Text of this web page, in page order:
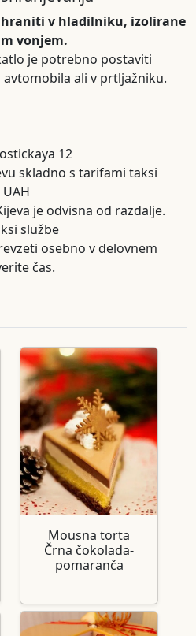
hraniti v hladilniku, izolirane
vonjem.
je potrebno postaviti
ali v prtljažniku.
12
skladno s tarifami taksi
je odvisna od razdalje.
službe
osebno v delovnem
čas.
Mousna torta
Črna čokolada-
pomaranča